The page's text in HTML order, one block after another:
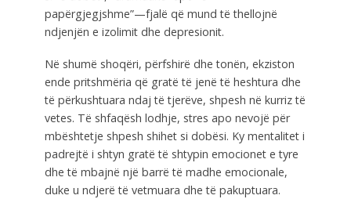
papërgjegjshme”—fjalë që mund të thellojnë
ndjenjën e izolimit dhe depresionit.
Në shumë shoqëri, përfshirë dhe tonën, ekziston
ende pritshmëria që gratë të jenë të heshtura dhe
të përkushtuara ndaj të tjerëve, shpesh në kurriz të
vetes. Të shfaqësh lodhje, stres apo nevojë për
mbështetje shpesh shihet si dobësi. Ky mentalitet i
padrejtë i shtyn gratë të shtypin emocionet e tyre
dhe të mbajnë një barrë të madhe emocionale,
duke u ndjerë të vetmuara dhe të pakuptuara.